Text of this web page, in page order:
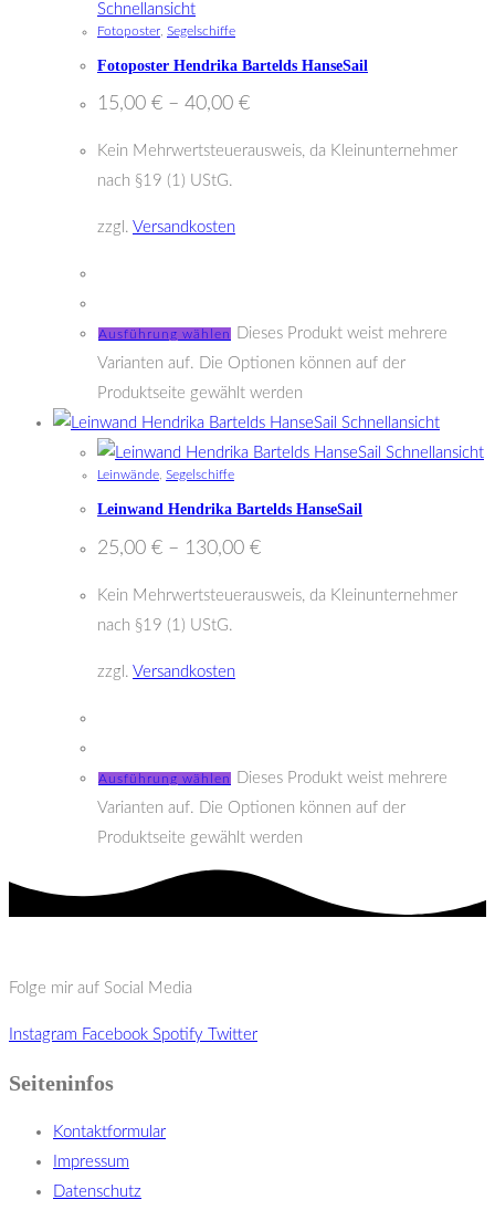
Schnellansicht
Fotoposter Segelschiffe
Fotoposter Hendrika Bartelds HanseSail
15,00 € – 40,00 €
Kein Mehrwertsteuerausweis, da Kleinunternehmer
nach §19 (1) UStG.
zzgl. Versandkosten
Ausführung wählen
Dieses Produkt weist mehrere
Varianten auf. Die Optionen können auf der
Produktseite gewählt werden
Schnellansicht
Schnellansicht
Leinwände, Segelschiffe
Leinwand Hendrika Bartelds HanseSail
25,00 € – 130,00 €
Kein Mehrwertsteuerausweis, da Kleinunternehmer
nach §19 (1) UStG.
zzgl. Versandkosten
Ausführung wählen
Dieses Produkt weist mehrere
Varianten auf. Die Optionen können auf der
Produktseite gewählt werden
Folge mir auf Social Media
Instagram Facebook Spotify Twitter
Seiteninfos
Kontaktformular
Impressum
Datenschutz